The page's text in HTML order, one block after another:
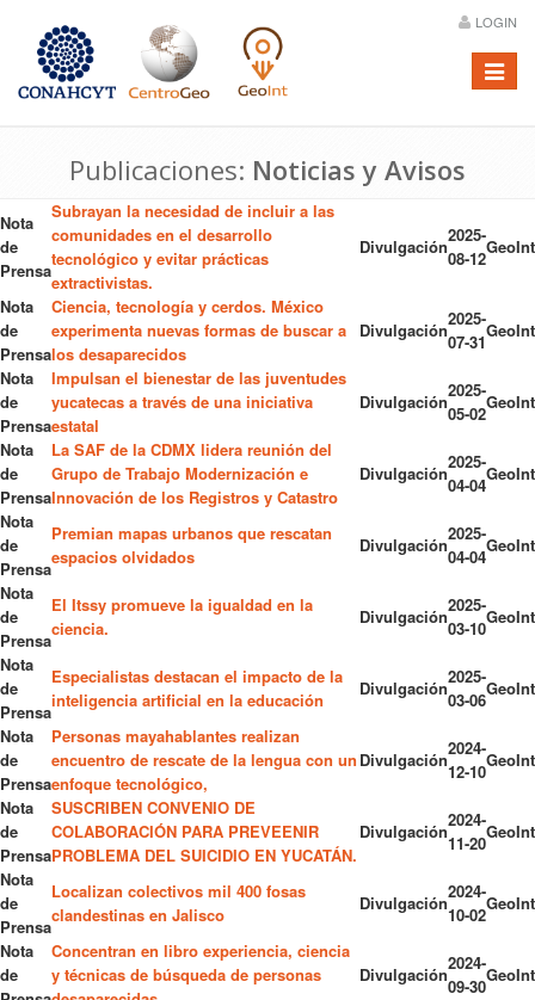
LOGIN
Menú
Publicaciones: Noticias y Avisos
Nota
de
Prensa
Subrayan la necesidad de incluir a las
comunidades en el desarrollo
tecnológico y evitar prácticas
extractivistas.
Divulgación
2025-
08-12
GeoInt
Nota
de
Prensa
Ciencia, tecnología y cerdos. México
experimenta nuevas formas de buscar a
los desaparecidos
Divulgación
2025-
07-31
GeoInt
Nota
de
Prensa
Impulsan el bienestar de las juventudes
yucatecas a través de una iniciativa
estatal
Divulgación
2025-
05-02
GeoInt
Nota
de
Prensa
La SAF de la CDMX lidera reunión del
Grupo de Trabajo Modernización e
Innovación de los Registros y Catastro
Divulgación
2025-
04-04
GeoInt
Nota
de
Prensa
Premian mapas urbanos que rescatan
espacios olvidados
Divulgación
2025-
04-04
GeoInt
Nota
de
Prensa
El Itssy promueve la igualdad en la
ciencia.
Divulgación
2025-
03-10
GeoInt
Nota
de
Prensa
Especialistas destacan el impacto de la
inteligencia artificial en la educación
Divulgación
2025-
03-06
GeoInt
Nota
de
Prensa
Personas mayahablantes realizan
encuentro de rescate de la lengua con un
enfoque tecnológico,
Divulgación
2024-
12-10
GeoInt
Nota
de
Prensa
SUSCRIBEN CONVENIO DE
COLABORACIÓN PARA PREVEENIR
PROBLEMA DEL SUICIDIO EN YUCATÁN.
Divulgación
2024-
11-20
GeoInt
Nota
de
Prensa
Localizan colectivos mil 400 fosas
clandestinas en Jalisco
Divulgación
2024-
10-02
GeoInt
Nota
de
Concentran en libro experiencia, ciencia
y técnicas de búsqueda de personas
Divulgación
2024-
09-30
GeoInt